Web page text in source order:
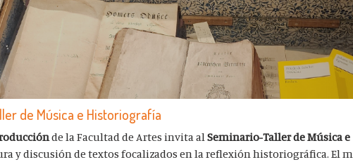
de Música e Historiografía
de la Facultad de Artes invita alSeminario-Taller de Música e
y discusión de textos focalizados en la reflexión historiográfica. El